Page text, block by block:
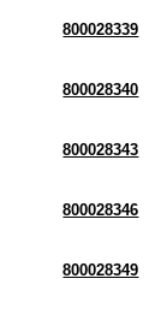
800028339
800028340
800028343
800028346
800028349